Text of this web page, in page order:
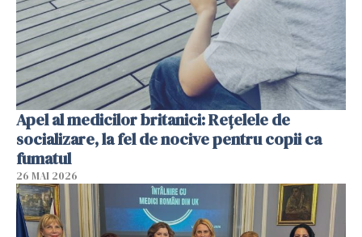
Apel al medicilor britanici: Reţelele de
socializare, la fel de nocive pentru copii ca
fumatul
26 MAI 2026